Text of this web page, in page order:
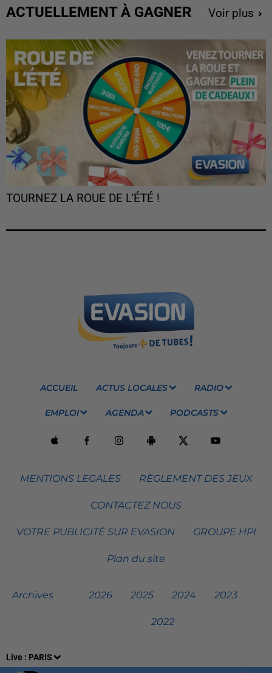
Live : PARIS
ACTUELLEMENT À GAGNER Voir plus
TOURNEZ LA ROUE DE L'ÉTÉ !
ACCUEIL ACTUS LOCALES RADIO
EMPLOI AGENDA PODCASTS
MENTIONS LEGALES RÈGLEMENT DES JEUX
CONTACTEZ NOUS
VOTRE PUBLICITÉ SUR EVASION GROUPE HPI
Plan du site
Archives 2026 2025 2024 2023
2022